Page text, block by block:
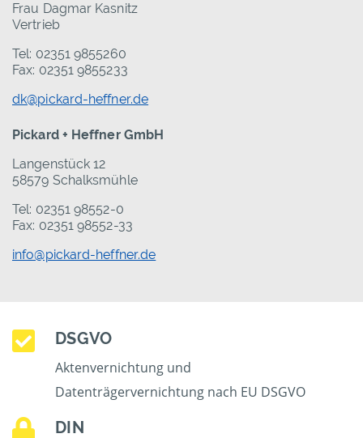
Frau Dagmar Kasnitz
Vertrieb
Tel: 02351 9855260
Fax: 02351 9855233
dk@pickard-heffner.de
Pickard + Heffner GmbH
Langenstück 12
58579 Schalksmühle
Tel: 02351 98552-0
Fax: 02351 98552-33
info@pickard-heffner.de
DSGVO
Aktenvernichtung und
Datenträgervernichtung nach EU DSGVO
DIN